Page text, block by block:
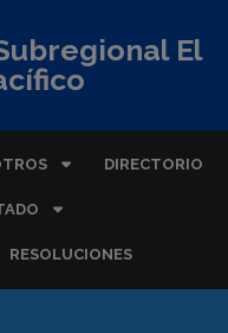
El
DIRECTORIO
RESOLUCIONES